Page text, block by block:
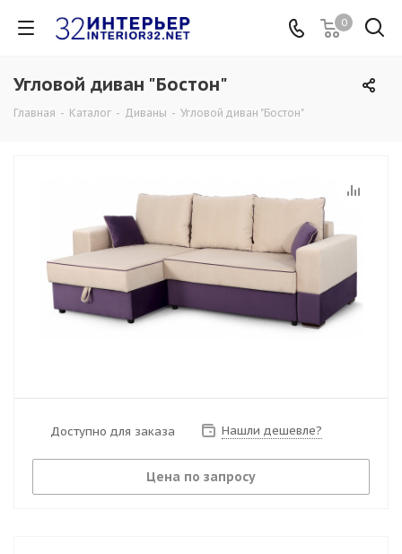
0
Угловой диван "Бостон"
Главная - Каталог - Диваны - Угловой диван "Бостон"
Доступно для заказа Нашли дешевле?
Цена по запросу